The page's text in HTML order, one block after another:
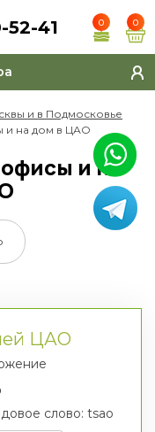
52-41 0 0
и в Подмосковье
и на дом в ЦАО
и на
ЦАО
слово: tsao